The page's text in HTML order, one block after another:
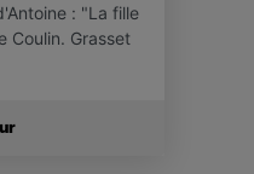
: "La fille
Coulin. Grasset